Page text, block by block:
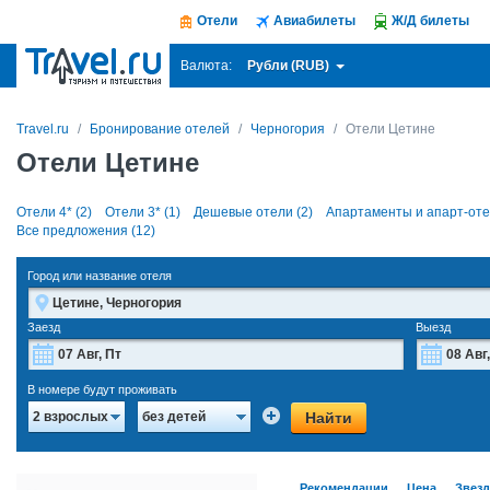
Отели Авиабилеты Ж/Д билеты
Валюта: Рубли (RUB)
Travel.ru Бронирование отелей Черногория Отели Цетине
Отели Цетине
Отели 4* (2) Отели 3* (1) Дешевые отели (2)
Апартаменты и апарт-
Все предложения (12)
Город или название отеля
Заезд
Пн Вт Ср Чт Пт Сб Вс
27 28 29 30 1 2
Выезд
В номере будут проживать
2 взрослых без детей Найти